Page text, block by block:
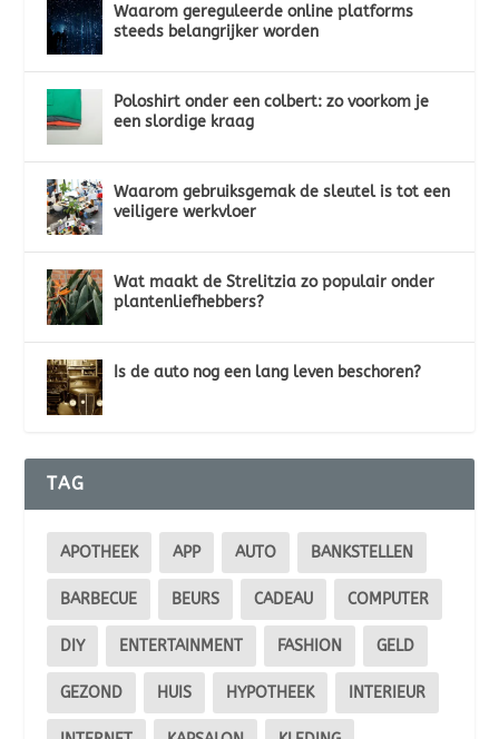
Waarom gereguleerde online platforms
steeds belangrijker worden
Poloshirt onder een colbert: zo voorkom je
een slordige kraag
Waarom gebruiksgemak de sleutel is tot een
veiligere werkvloer
Wat maakt de Strelitzia zo populair onder
plantenliefhebbers?
Is de auto nog een lang leven beschoren?
TAG
APOTHEEK APP AUTO BANKSTELLEN
BARBECUE BEURS CADEAU COMPUTER
DIY ENTERTAINMENT FASHION GELD
GEZOND HUIS HYPOTHEEK INTERIEUR